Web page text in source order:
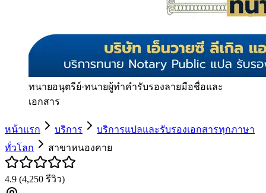
ทนายอนุตรีย์·ทนายผู้ทำคำรับรองลายมือชื่อและ
เอกสาร
หน้าแรก บริการ
บริการแปลและรับรองเอกสารทุกภาษา
ทั่วโลก
สาขาหนองคาย
4.9 (4,250 รีวิว)